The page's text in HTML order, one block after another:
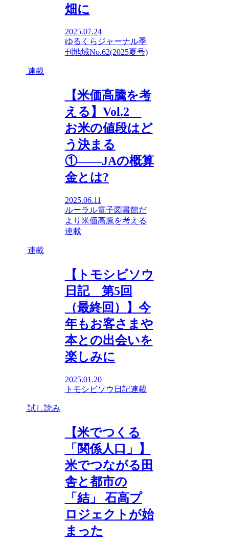
畑に
2025.07.24
ゆるくらジャーナル季
刊地域No.62(2025夏号)
連載
【米価高騰を考
える】Vol.2
お米の値段はど
う決まる
①――JAの概算
金とは?
2025.06.11
ルーラル電子図書館だ
より 米価高騰を考える
連載
連載
【トモシビソウ
日記 第5回
（最終回）】今
年もお客さまや
本との出会いを
楽しみに
2025.01.20
トモシビソウ日記連載
試し読み
【米でつくる
「関係人口」】
米でつながる田
舎と都市の
「結」 石高プ
ロジェクトが始
まった